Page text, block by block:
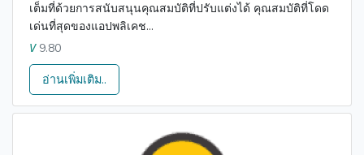
เต็มที่ด้วยการสนับสนุนคุณสมบัติที่ปรับแต่งได้ คุณสมบัติที่โดด
เด่นที่สุดของแอปพลิเคช...
V9.80
อ่านเพิ่มเติม..